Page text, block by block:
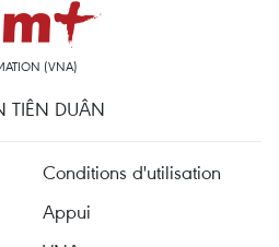
(VNA)
TIÊN DUÂN
Conditions d'utilisation
Appui